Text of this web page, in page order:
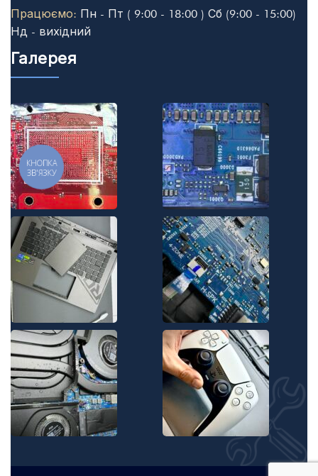
Працюємо: Пн - Пт ( 9:00 - 18:00 ) Сб (9:00 - 15:00)
Нд - вихідний
Галерея
КНОПКА
ЗВ'ЯЗКУ